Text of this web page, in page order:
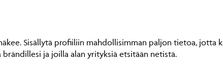
Sisällytä profiiliin mahdollisimman paljon tietoa, jotta
ja joilla alan yrityksiä etsitään netistä.